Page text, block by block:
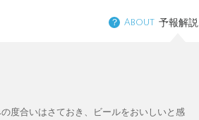
？ About 予報解説
度合いはさておき、ビールをおいしいと感